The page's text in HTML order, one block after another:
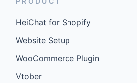
HeiChat for Shopify
Website Setup
WooCommerce Plugin
Vtober